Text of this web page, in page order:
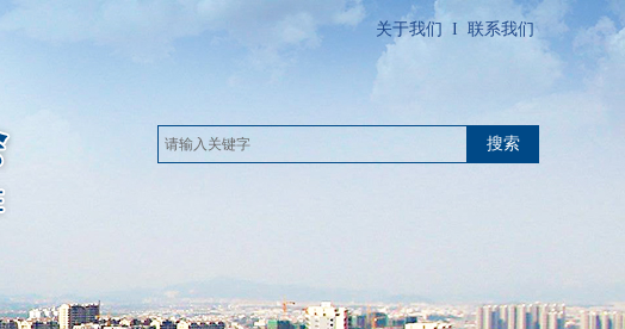
关于我们 I 联系我们
搜索